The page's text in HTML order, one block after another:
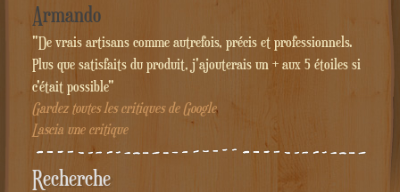
Armando
"De vrais artisans comme autrefois, précis et professionnels.
Plus que satisfaits du produit, j'ajouterais un + aux 5 étoiles si
c'était possible"
Gardez toutes les critiques de Google
Lascia une critique
Recherche